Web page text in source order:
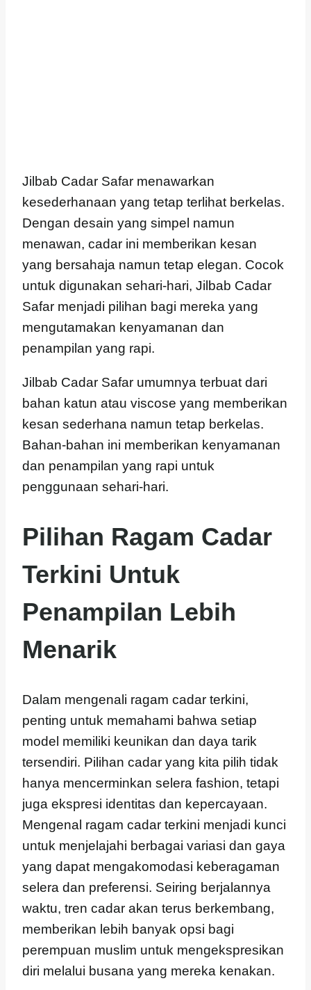
Jilbab Cadar Safar menawarkan
kesederhanaan yang tetap terlihat berkelas.
Dengan desain yang simpel namun
menawan, cadar ini memberikan kesan
yang bersahaja namun tetap elegan. Cocok
untuk digunakan sehari-hari, Jilbab Cadar
Safar menjadi pilihan bagi mereka yang
mengutamakan kenyamanan dan
penampilan yang rapi.
Jilbab Cadar Safar umumnya terbuat dari
bahan katun atau viscose yang memberikan
kesan sederhana namun tetap berkelas.
Bahan-bahan ini memberikan kenyamanan
dan penampilan yang rapi untuk
penggunaan sehari-hari.
Pilihan Ragam Cadar
Terkini Untuk
Penampilan Lebih
Menarik
Dalam mengenali ragam cadar terkini,
penting untuk memahami bahwa setiap
model memiliki keunikan dan daya tarik
tersendiri. Pilihan cadar yang kita pilih tidak
hanya mencerminkan selera fashion, tetapi
juga ekspresi identitas dan kepercayaan.
Mengenal ragam cadar terkini menjadi kunci
untuk menjelajahi berbagai variasi dan gaya
yang dapat mengakomodasi keberagaman
selera dan preferensi. Seiring berjalannya
waktu, tren cadar akan terus berkembang,
memberikan lebih banyak opsi bagi
perempuan muslim untuk mengekspresikan
diri melalui busana yang mereka kenakan.